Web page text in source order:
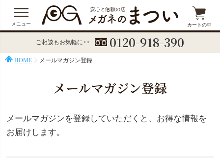
メニュー カートの中
ご相談もお気軽に>> 0120-918-390
HOME メールマガジン登録
メールマガジン登録
メールマガジンを登録していただくと、お得な情報を
お届けします。